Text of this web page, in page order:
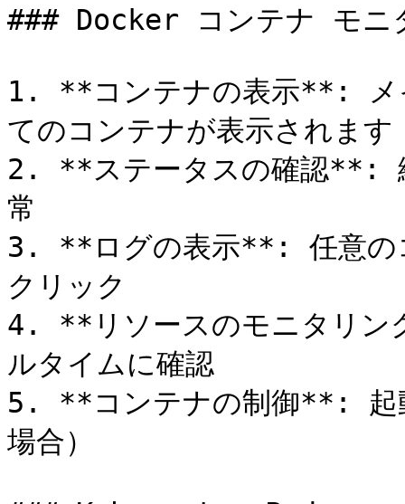
### Docker コンテナ モニ
1. **コンテナの表示**: メ
てのコンテナが表示されます
2. **ステータスの確認**:
常
3. **ログの表示**: 任意の
クリック
4. **リソースのモニタリン
ルタイムに確認
5. **コンテナの制御**: 起
場合）